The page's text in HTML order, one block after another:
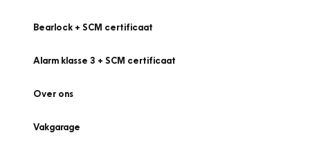
Bearlock + SCM certificaat
Alarm klasse 3 + SCM certificaat
Over ons
Vakgarage